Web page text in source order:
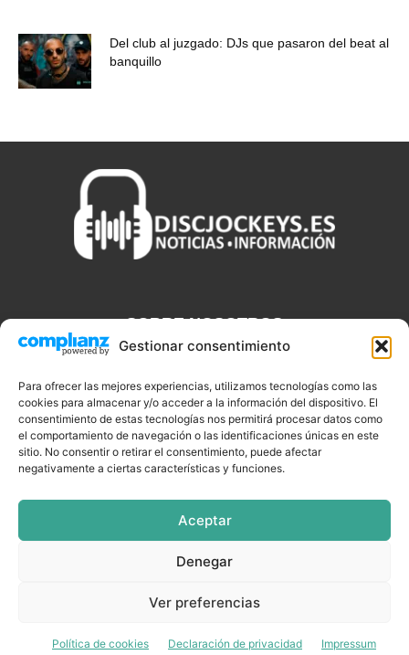
Gestionar consentimiento
Para ofrecer las mejores experiencias, utilizamos tecnologías como las
cookies para almacenar y/o acceder a la información del dispositivo. El
consentimiento de estas tecnologías nos permitirá procesar datos como
el comportamiento de navegación o las identificaciones únicas en este
sitio. No consentir o retirar el consentimiento, puede afectar
negativamente a ciertas características y funciones.
Aceptar
Denegar
Ver preferencias
Política de cookies Declaración de privacidad Impressum
Del club al juzgado: DJs que pasaron del beat al
banquillo
SOBRE NOSOTROS
que necesitas saber sobre noticias, novedades, tecnologías y
aplicaciones que te ayudaran a ser un mejor Djs.
SÍGUENOS
EQUIPAMIENTO EVENTOS
TUTORIALES
© DISCJOCKEYS.ES - ¡Todo lo un Dj necesitar saber!